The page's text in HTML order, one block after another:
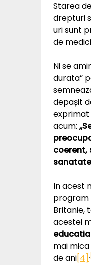
Starea
drepturi
uri sunt
de
Ni se
durata”
depașit
exprimat
acum:
coerent,
In acest
program
Britanie,
acestei
mai
de ani[4],